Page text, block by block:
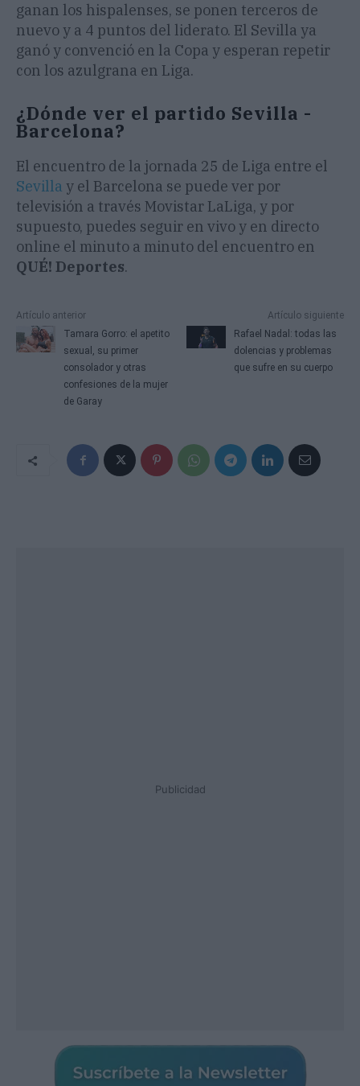
ganan los hispalenses, se ponen terceros de
nuevo y a 4 puntos del liderato. El Sevilla ya
ganó y convenció en la Copa y esperan repetir
con los azulgrana en Liga.
¿Dónde ver el partido Sevilla -
Barcelona?
El encuentro de la jornada 25 de Liga entre el
Sevilla y el Barcelona se puede ver por
televisión a través Movistar LaLiga, y por
supuesto, puedes seguir en vivo y en directo
online el minuto a minuto del encuentro en
QUÉ! Deportes.
Artículo anterior
Tamara Gorro: el apetito
sexual, su primer
consolador y otras
confesiones de la mujer
de Garay
Artículo siguiente
Rafael Nadal: todas las
dolencias y problemas
que sufre en su cuerpo
Publicidad